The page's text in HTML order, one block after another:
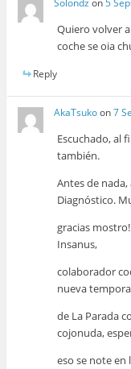
Quiero volver
coche se oia
Reply
AkaTsukoon7
Escuchado, al
también.
Antes de
Diagnóstico.
gracias
Insanus,
colaborador
nueva
de La Parada
cojonuda,
eso se note en